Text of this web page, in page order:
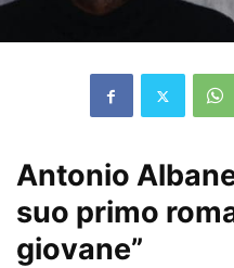
Antonio
suo primo
giovane”